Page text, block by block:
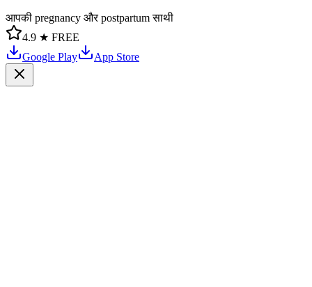
आपकी pregnancy और postpartum साथी
4.9 ★ FREE
Google Play
App Store